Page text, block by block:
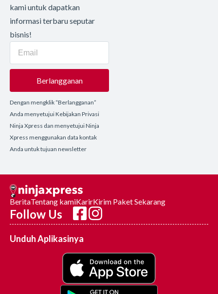
kami untuk dapatkan
informasi terbaru seputar
bisnis!
Berlangganan
Dengan mengklik “Berlangganan”
Anda menyetujui Kebijakan Privasi
Ninja Xpress dan menyetujui Ninja
Xpress menggunakan data kontak
Anda untuk tujuan newsletter
BeritaTentang kamiKarirKirim Paket Sekarang
Follow Us
Unduh Aplikasinya